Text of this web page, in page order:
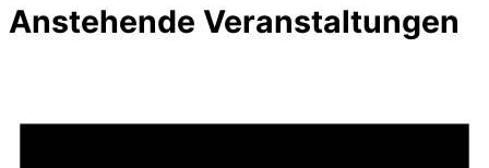
Anstehende Veranstaltungen